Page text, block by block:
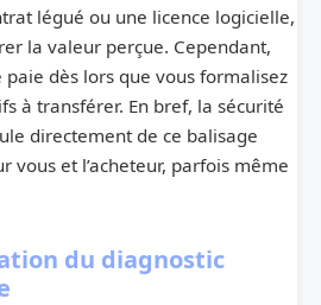
légué ou une licence logicielle,
la valeur perçue. Cependant,
dès lors que vous formalisez
à transférer. En bref, la sécurité
directement de ce balisage
vous et l’acheteur, parfois même
du diagnostic